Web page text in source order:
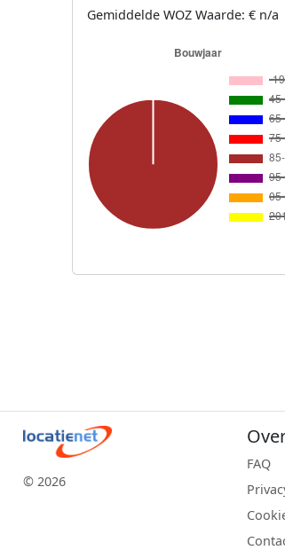
Gemiddelde WOZ Waarde: € n/a
© 2026
FAQ